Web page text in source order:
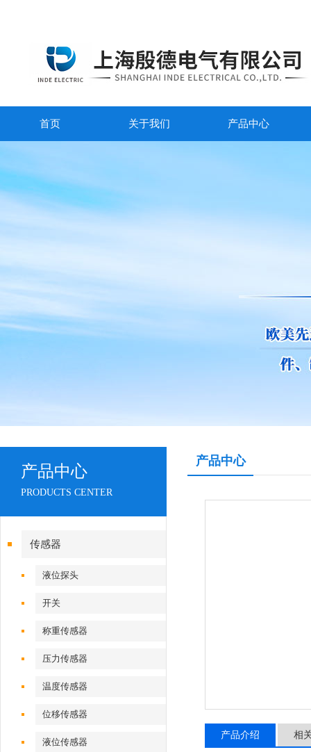
首页 关于我们 产品中心
产品中心
PRODUCTS CENTER
传感器
液位探头
开关
称重传感器
压力传感器
温度传感器
位移传感器
液位传感器
产品中心
产品介绍 相